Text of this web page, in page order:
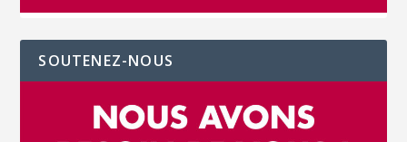
SOUTENEZ-NOUS